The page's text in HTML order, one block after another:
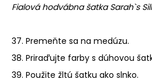
Fialová hodvábna šatka Sarah`s
37. Premeňte sa na medúzu.
38. Priraďujte farby s dúhovou
39. Použite žltú šatku ako slnko.